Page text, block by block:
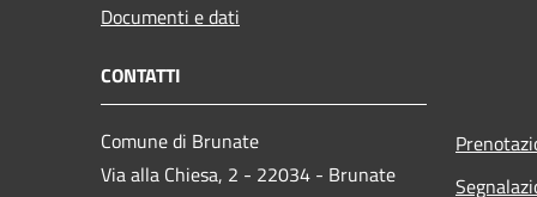
Documenti e dati
CONTATTI
Comune di Brunate
Via alla Chiesa, 2 - 22034 - Brunate